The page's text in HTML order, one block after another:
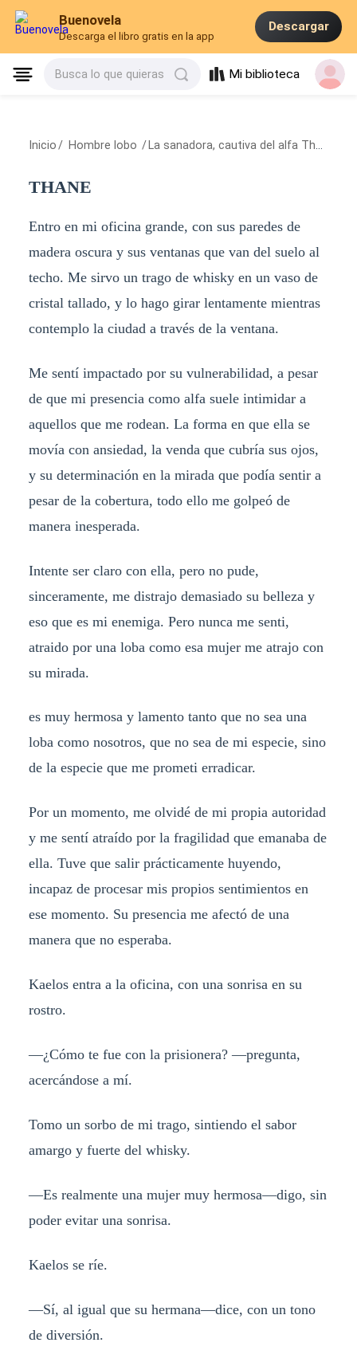
Buenovela
Descarga el libro gratis en la app
Descargar
Busca lo que quieras Mi biblioteca
Inicio / Hombre lobo / La sanadora, cautiva del alfa Thane
THANE
Entro en mi oficina grande, con sus paredes de
madera oscura y sus ventanas que van del suelo al
techo. Me sirvo un trago de whisky en un vaso de
cristal tallado, y lo hago girar lentamente mientras
contemplo la ciudad a través de la ventana.
Me sentí impactado por su vulnerabilidad, a pesar
de que mi presencia como alfa suele intimidar a
aquellos que me rodean. La forma en que ella se
movía con ansiedad, la venda que cubría sus ojos,
y su determinación en la mirada que podía sentir a
pesar de la cobertura, todo ello me golpeó de
manera inesperada.
Intente ser claro con ella, pero no pude,
sinceramente, me distrajo demasiado su belleza y
eso que es mi enemiga. Pero nunca me senti,
atraido por una loba como esa mujer me atrajo con
su mirada.
es muy hermosa y lamento tanto que no sea una
loba como nosotros, que no sea de mi especie, sino
de la especie que me prometi erradicar.
Por un momento, me olvidé de mi propia autoridad
y me sentí atraído por la fragilidad que emanaba de
ella. Tuve que salir prácticamente huyendo,
incapaz de procesar mis propios sentimientos en
ese momento. Su presencia me afectó de una
manera que no esperaba.
Kaelos entra a la oficina, con una sonrisa en su
rostro.
—¿Cómo te fue con la prisionera? —pregunta,
acercándose a mí.
Tomo un sorbo de mi trago, sintiendo el sabor
amargo y fuerte del whisky.
—Es realmente una mujer muy hermosa—digo, sin
poder evitar una sonrisa.
Kaelos se ríe.
—Sí, al igual que su hermana—dice, con un tono
de diversión.